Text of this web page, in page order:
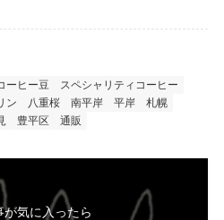
ーヒー豆
スペシャリティコーヒー
ン 八重桜 南平岸 平岸
札幌
豊平区 通販
が気に入ったら